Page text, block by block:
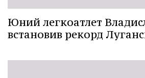
Юний легкоатлет
встановив рекорд